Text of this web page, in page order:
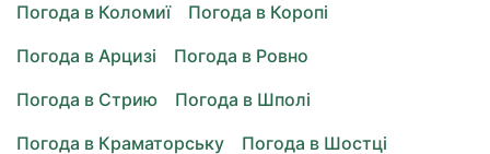
Погода в Коломиї
Погода в Коропі
Погода в Арцизі
Погода в Ровно
Погода в Стрию
Погода в Шполі
Погода в Краматорську
Погода в Шостці